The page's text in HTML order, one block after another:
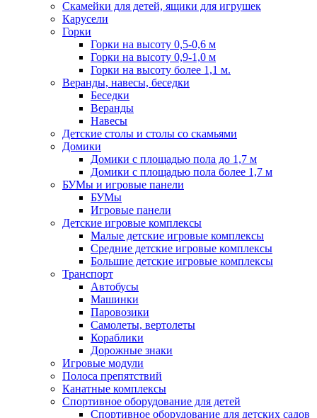
Скамейки для детей, ящики для игрушек
Карусели
Горки
Горки на высоту 0,5-0,6 м
Горки на высоту 0,9-1,0 м
Горки на высоту более 1,1 м.
Веранды, навесы, беседки
Беседки
Веранды
Навесы
Детские столы и столы со скамьями
Домики
Домики с площадью пола до 1,7 м
Домики с площадью пола более 1,7 м
БУМы и игровые панели
БУМы
Игровые панели
Детские игровые комплексы
Малые детские игровые комплексы
Средние детские игровые комплексы
Большие детские игровые комплексы
Транспорт
Автобусы
Машинки
Паровозики
Самолеты, вертолеты
Кораблики
Дорожные знаки
Игровые модули
Полоса препятствий
Канатные комплексы
Спортивное оборудование для детей
Спортивное оборудование для детских садов